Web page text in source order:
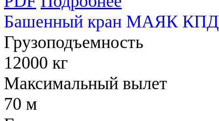
Башенный кран МАЯК КПД
Грузоподъемность
12000 кг
Максимальный вылет
70 м